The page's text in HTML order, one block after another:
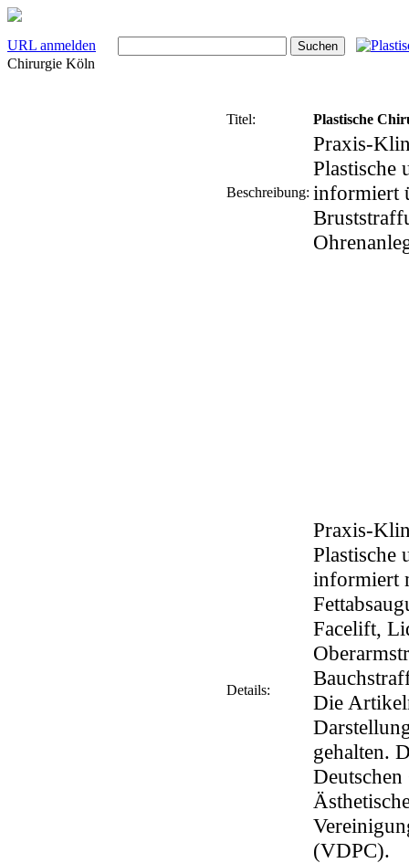
URL anmelden
Chirurgie Köln
Titel: Plastische
Beschreibung:
Praxis-
Plastische
informiert
Details:
Praxis-
Plastische
informiert
Facelift,
Die
gehalten.
Deutschen
(VDPC).